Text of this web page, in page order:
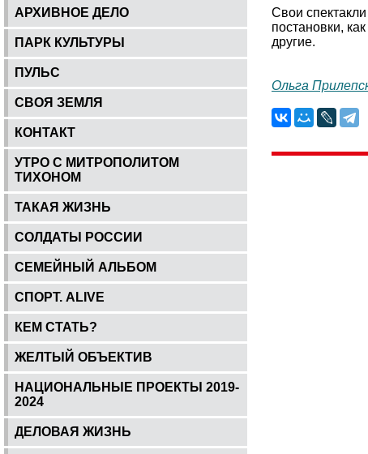
АРХИВНОЕ ДЕЛО
ПАРК КУЛЬТУРЫ
ПУЛЬС
СВОЯ ЗЕМЛЯ
КОНТАКТ
УТРО С МИТРОПОЛИТОМ
ТИХОНОМ
ТАКАЯ ЖИЗНЬ
СОЛДАТЫ РОССИИ
СЕМЕЙНЫЙ АЛЬБОМ
СПОРТ. ALIVE
КЕМ СТАТЬ?
ЖЕЛТЫЙ ОБЪЕКТИВ
НАЦИОНАЛЬНЫЕ ПРОЕКТЫ 2019-
2024
ДЕЛОВАЯ ЖИЗНЬ
Свои
постановки,
другие.
Ольга